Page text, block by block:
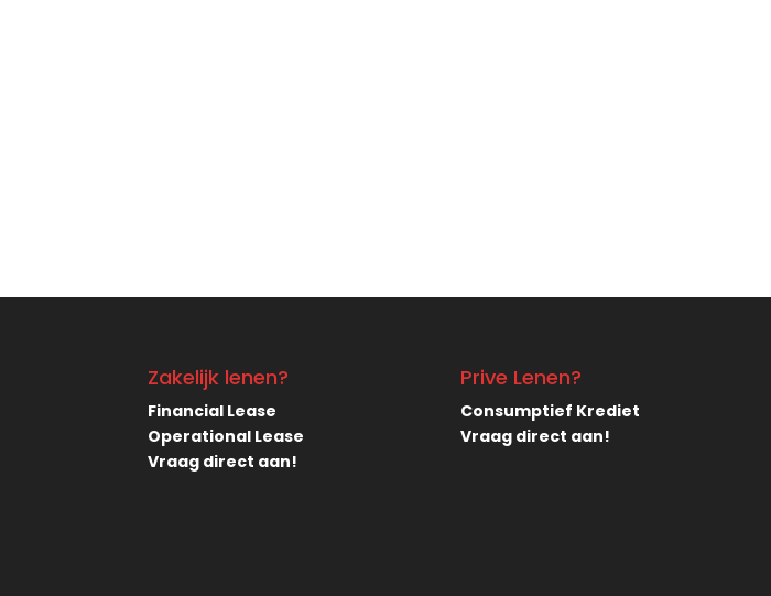
Zakelijk lenen?
Financial Lease
Operational Lease
Vraag direct aan!
Prive Lenen?
Consumptief Krediet
Vraag direct aan!